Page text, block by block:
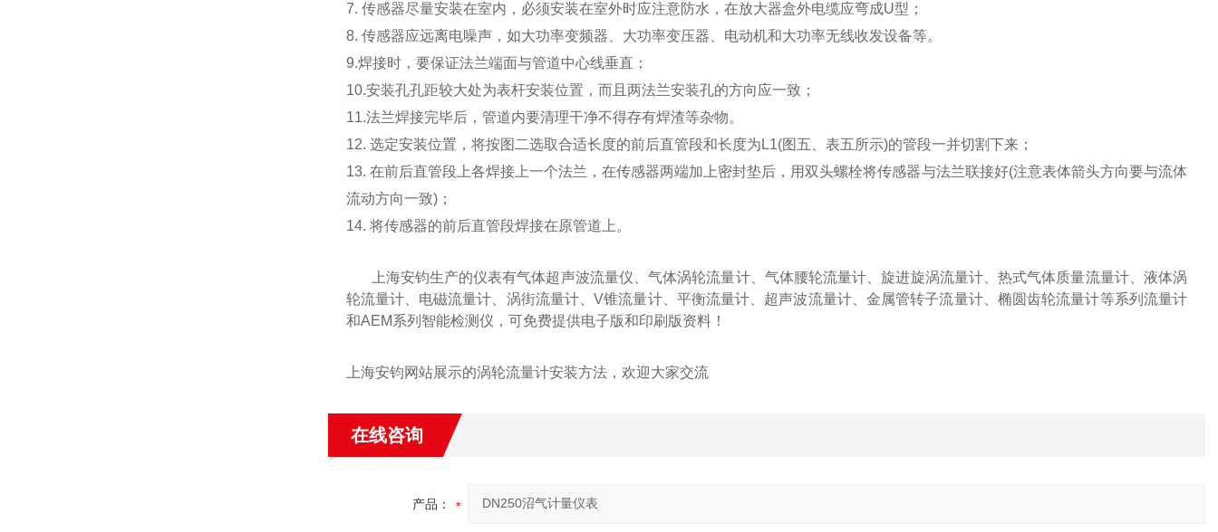
7. 传感器尽量安装在室内，必须安装在室外时应注意防水，在放大器盒外电缆应弯成U型；
8. 传感器应远离电噪声，如大功率变频器、大功率变压器、电动机和大功率无线收发设备等。
9.焊接时，要保证法兰端面与管道中心线垂直；
10.安装孔孔距较大处为表杆安装位置，而且两法兰安装孔的方向应一致；
11.法兰焊接完毕后，管道内要清理干净不得存有焊渣等杂物。
12. 选定安装位置，将按图二选取合适长度的前后直管段和长度为L1(图五、表五所示)的管段一并切割下来；
13. 在前后直管段上各焊接上一个法兰，在传感器两端加上密封垫后，用双头螺栓将传感器与法兰联接好(注意表体箭头方向要与流体
流动方向一致)；
14. 将传感器的前后直管段焊接在原管道上。
上海安钧生产的仪表有气体超声波流量仪、气体涡轮流量计、气体腰轮流量计、旋进旋涡流量计、热式气体质量流量计、液体涡
轮流量计、电磁流量计、涡街流量计、V锥流量计、平衡流量计、超声波流量计、金属管转子流量计、椭圆齿轮流量计等系列流量计
和AEM系列智能检测仪 ，可免费提供电子版和印刷版资料！
上海安钧网站展示的涡轮流量计安装方法，欢迎大家交流
在线咨询
产品：